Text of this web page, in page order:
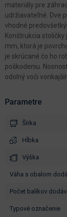
materiály pre
udržiavateľné. Dve
vhodné
Konštrukcia
mm, ktorá je
je skrúcané čo ho
poškodeniu.
odolný voči
Parametre
Šírka
Hĺbka
Výška
váha s obalom
počet balíkov
typové označenie